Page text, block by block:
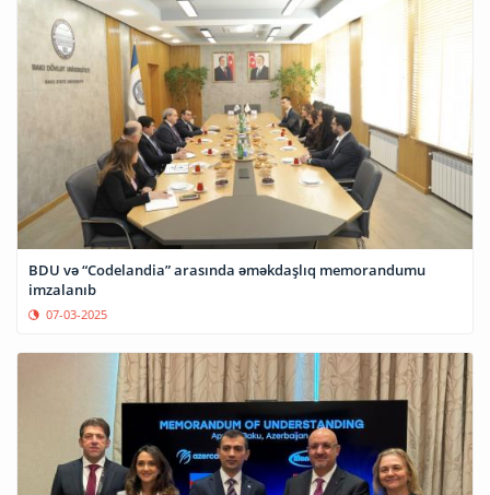
BDU və “Codelandia” arasında əməkdaşlıq memorandumu
imzalanıb
07-03-2025